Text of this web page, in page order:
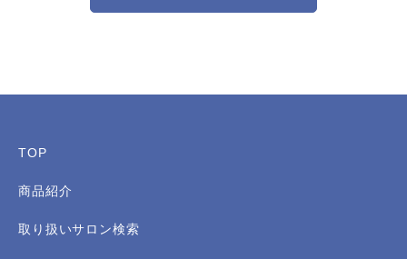
TOP
商品紹介
取り扱いサロン検索